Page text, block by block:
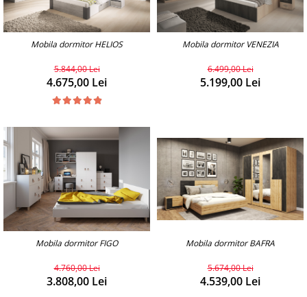
Mobila dormitor HELIOS
5.844,00 Lei
4.675,00 Lei
Mobila dormitor VENEZIA
6.499,00 Lei
5.199,00 Lei
Mobila dormitor FIGO
4.760,00 Lei
3.808,00 Lei
Mobila dormitor BAFRA
5.674,00 Lei
4.539,00 Lei